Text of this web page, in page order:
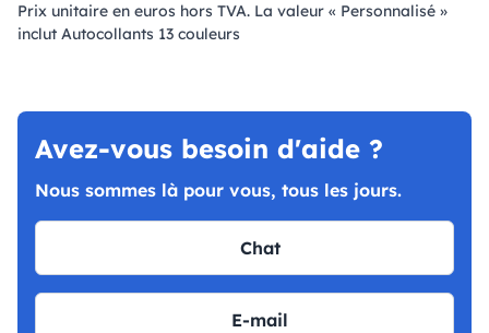
Prix ​​unitaire en euros hors TVA. La valeur « Personnalisé »
inclut Autocollants 13 couleurs
Avez-vous besoin d'aide ?
Nous sommes là pour vous, tous les jours.
Chat
E-mail